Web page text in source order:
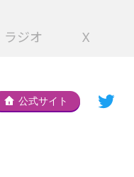
ラジオ X
公式サイト